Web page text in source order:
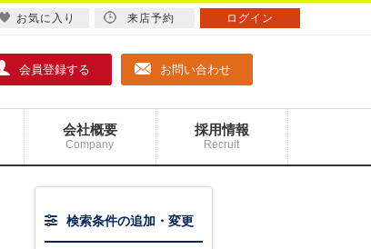
会員登録する お問い合わせ
会社概要
Company
採用情報
Recruit
検索条件の追加・変更
お気に入り 来店予約 ログイン